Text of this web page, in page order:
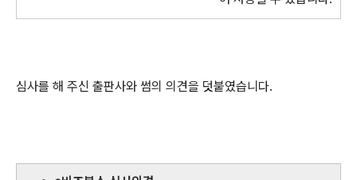
심사를 해 주신 출판사와 썸의 의견을 덧붙였습니다.